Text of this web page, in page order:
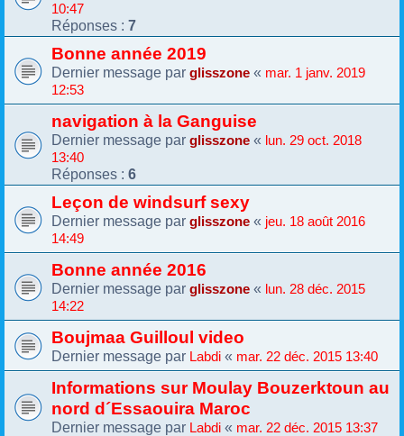
10:47
Réponses : 7
Bonne année 2019
Dernier message par glisszone « mar. 1 janv. 2019
12:53
navigation à la Ganguise
Dernier message par glisszone « lun. 29 oct. 2018
13:40
Réponses : 6
Leçon de windsurf sexy
Dernier message par glisszone « jeu. 18 août 2016
14:49
Bonne année 2016
Dernier message par glisszone « lun. 28 déc. 2015
14:22
Boujmaa Guilloul video
Dernier message par Labdi « mar. 22 déc. 2015 13:40
Informations sur Moulay Bouzerktoun au
nord d´Essaouira Maroc
Dernier message par Labdi « mar. 22 déc. 2015 13:37